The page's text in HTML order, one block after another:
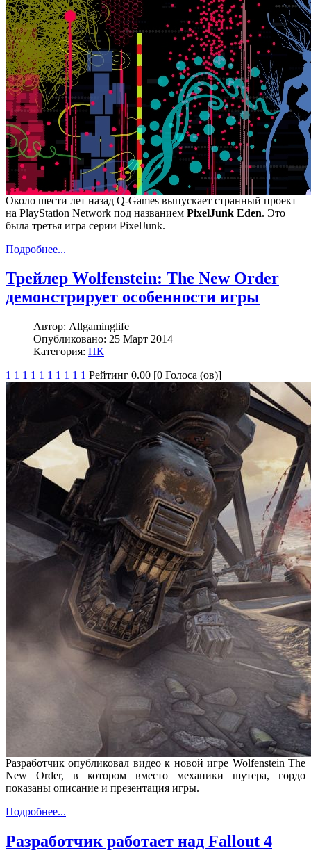
Около шести лет назад Q-Games выпускает странный проект
на PlayStation Network под названием PixelJunk Eden. Это
была третья игра серии PixelJunk.
Подробнее...
Трейлер Wolfenstein: The New Order
демонстрирует особенности игры
Автор: Allgaminglife
Опубликовано: 25 Март 2014
Категория: ПК
1 1 1 1 1 1 1 1 1 1 Рейтинг 0.00 [0 Голоса (ов)]
Разработчик опубликовал видео к новой игре Wolfenstein The
New Order, в котором вместо механики шутера, гордо
показаны описание и презентация игры.
Подробнее...
Разработчик работает над Fallout 4